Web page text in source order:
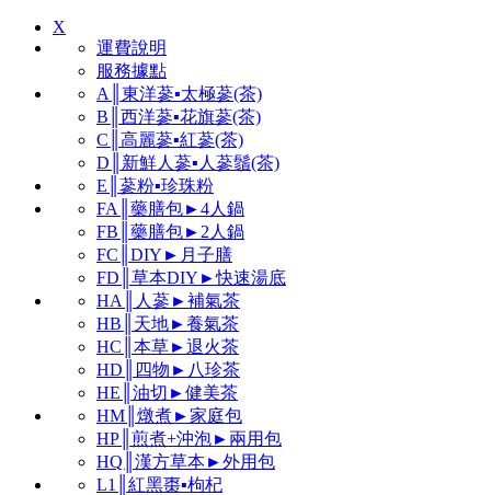
X
運費說明
服務據點
A║東洋蔘▪太極蔘(茶)
B║西洋蔘▪花旗蔘(茶)
C║高麗蔘▪紅蔘(茶)
D║新鮮人蔘▪人蔘鬚(茶)
E║蔘粉▪珍珠粉
FA║藥膳包►4人鍋
FB║藥膳包►2人鍋
FC║DIY►月子膳
FD║草本DIY►快速湯底
HA║人蔘►補氣茶
HB║天地►養氣茶
HC║本草►退火茶
HD║四物►八珍茶
HE║油切►健美茶
HM║燉煮►家庭包
HP║煎煮+沖泡►兩用包
HQ║漢方草本►外用包
L1║紅黑棗▪枸杞